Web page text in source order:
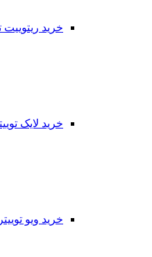
خرید ریتوییت
خرید لایک
خرید ویو توییتر